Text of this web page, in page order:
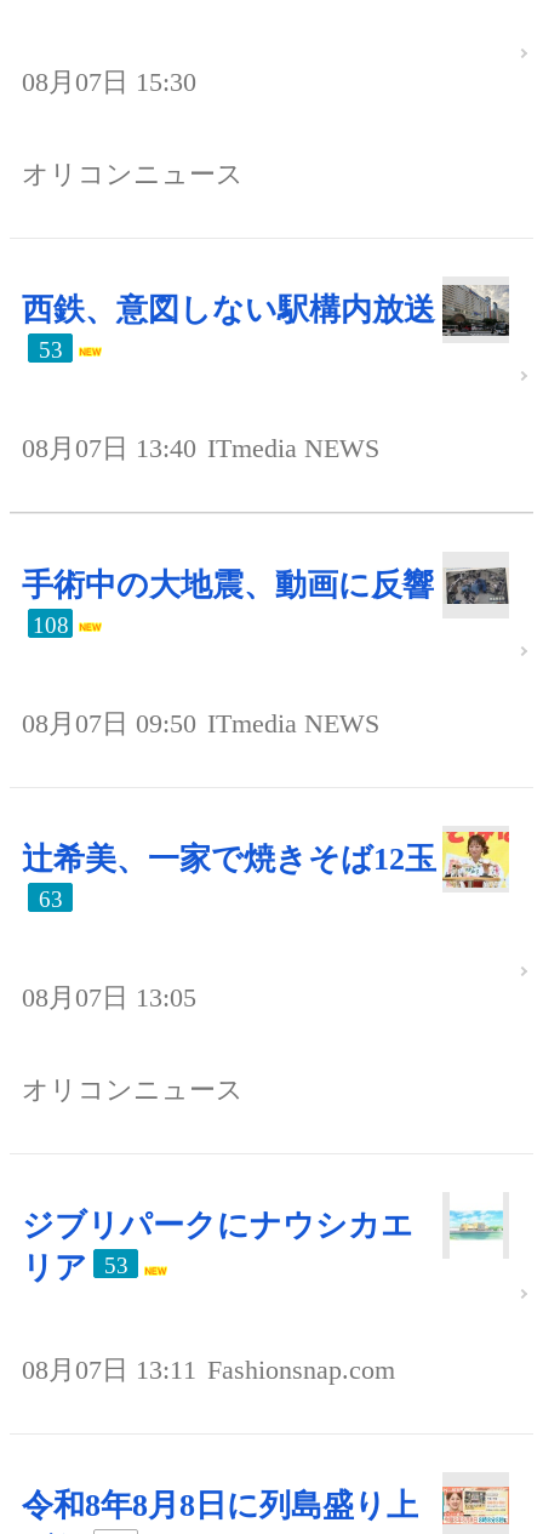
08月07日 15:30
オリコンニュース
西鉄、意図しない駅構内放送
53
08月07日 13:40 ITmedia NEWS
手術中の大地震、動画に反響
108
08月07日 09:50 ITmedia NEWS
辻希美、一家で焼きそば12玉
63
08月07日 13:05
オリコンニュース
ジブリパークにナウシカエ
リア
53
08月07日 13:11 Fashionsnap.com
令和8年8月8日に列島盛り上